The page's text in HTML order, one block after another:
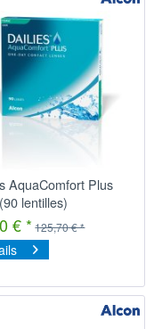
AquaComfort Plus
lentilles)
€ * 125,70 € *